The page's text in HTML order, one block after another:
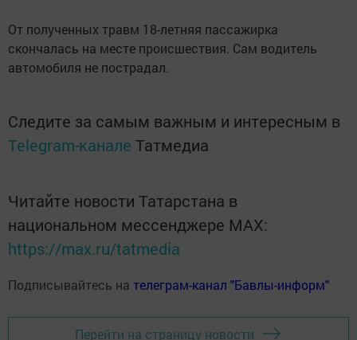
От полученных травм 18-летняя пассажирка
скончалась на месте происшествия. Сам водитель
автомобиля не пострадал.
Следите за самым важным и интересным в
Telegram-канале Татмедиа
Читайте новости Татарстана в
национальном мессенджере MАХ:
https://max.ru/tatmedia
Подписывайтесь на телеграм-канал "Бавлы-информ"
Перейти на страницу новости